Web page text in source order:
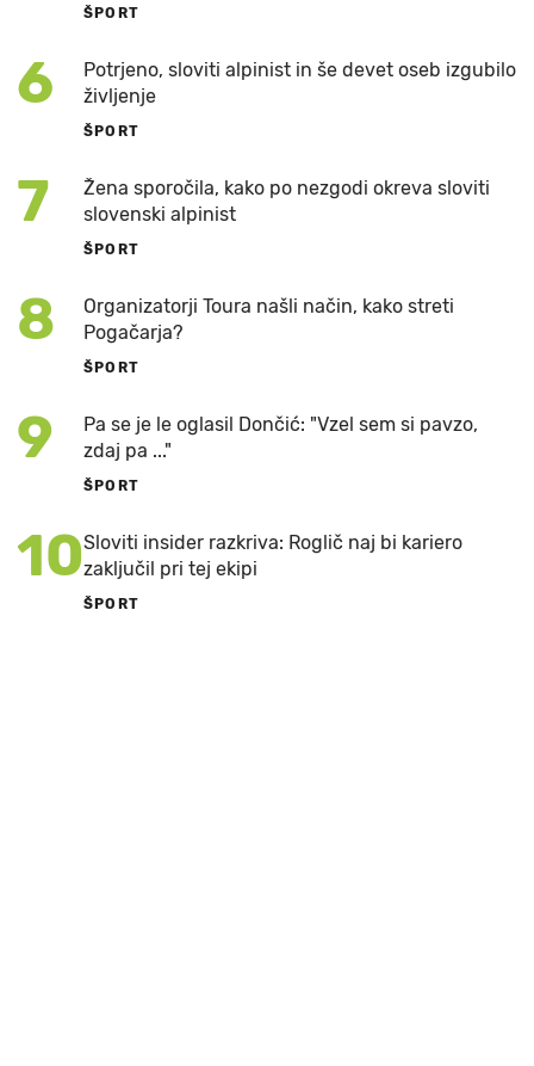
ŠPORT
6
Potrjeno, sloviti alpinist in še devet oseb izgubilo
življenje
ŠPORT
7
Žena sporočila, kako po nezgodi okreva sloviti
slovenski alpinist
ŠPORT
8
Organizatorji Toura našli način, kako streti
Pogačarja?
ŠPORT
9
Pa se je le oglasil Dončić: "Vzel sem si pavzo,
zdaj pa ..."
ŠPORT
10Sloviti insider razkriva: Roglič naj bi kariero
zaključil pri tej ekipi
ŠPORT